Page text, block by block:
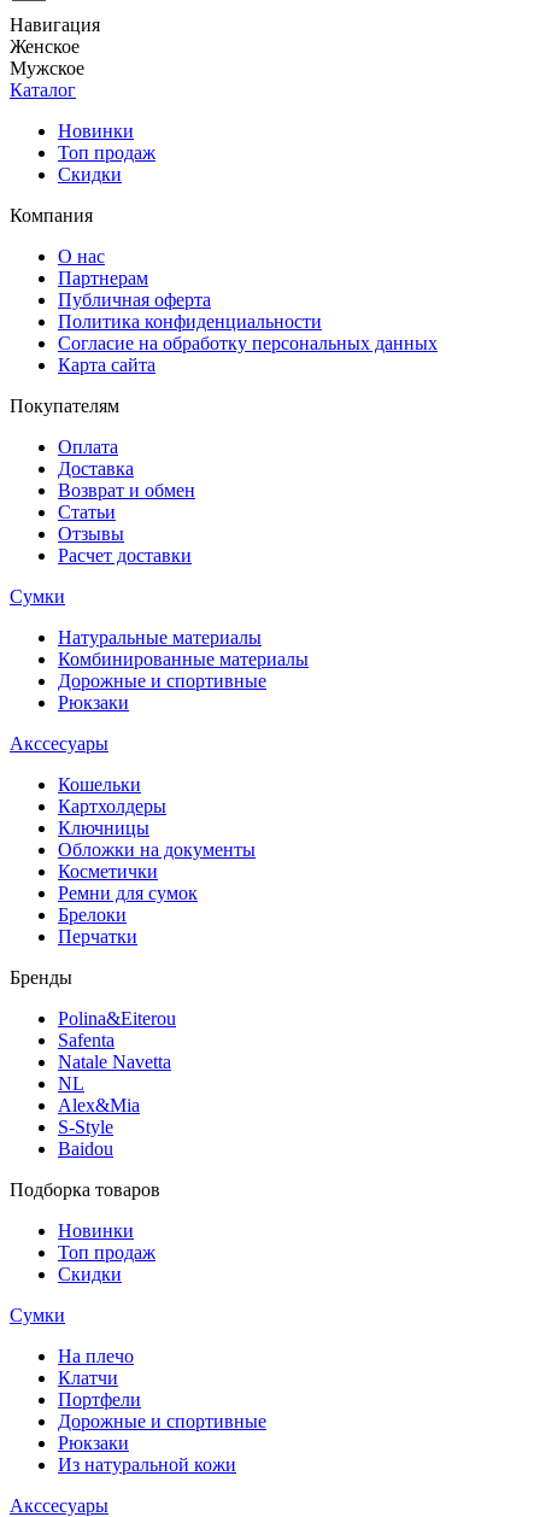
Навигация
Женское
Мужское
Каталог
Новинки
Топ продаж
Скидки
Компания
О нас
Партнерам
Публичная оферта
Политика конфиденциальности
Согласие на обработку персональных данных
Карта сайта
Покупателям
Оплата
Доставка
Возврат и обмен
Статьи
Отзывы
Расчет доставки
Сумки
Натуральные материалы
Комбинированные материалы
Дорожные и спортивные
Рюкзаки
Акссесуары
Кошельки
Картхолдеры
Ключницы
Обложки на документы
Косметички
Ремни для сумок
Брелоки
Перчатки
Бренды
Polina&Eiterou
Safenta
Natale Navetta
NL
Alex&Mia
S-Style
Baidou
Подборка товаров
Новинки
Топ продаж
Скидки
Сумки
На плечо
Клатчи
Портфели
Дорожные и спортивные
Рюкзаки
Из натуральной кожи
Акссесуары